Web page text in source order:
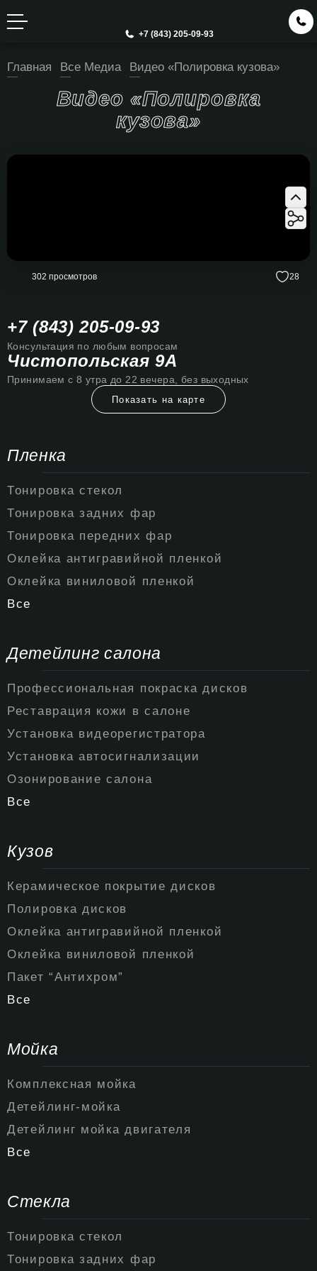
+7 (843) 205-09-93
Главная Все Медиа Видео «Полировка кузова»
Видео «Полировка
кузова»
302 просмотров 28
+7 (843) 205-09-93
Консультация по любым вопросам
Чистопольская 9А
Принимаем с 8 утра до 22 вечера, без выходных
Показать на карте
Пленка
Тонировка стекол
Тонировка задних фар
Тонировка передних фар
Оклейка антигравийной пленкой
Оклейка виниловой пленкой
Все
Детейлинг салона
Профессиональная покраска дисков
Реставрация кожи в салоне
Установка видеорегистратора
Установка автосигнализации
Озонирование салона
Все
Кузов
Керамическое покрытие дисков
Полировка дисков
Оклейка антигравийной пленкой
Оклейка виниловой пленкой
Пакет “Антихром”
Все
Мойка
Комплексная мойка
Детейлинг-мойка
Детейлинг мойка двигателя
Все
Стекла
Тонировка стекол
Тонировка задних фар